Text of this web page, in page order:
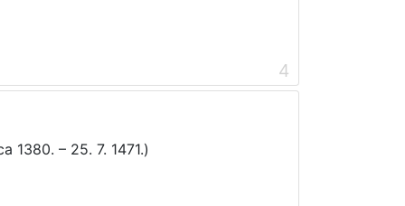
4
1380. – 25. 7. 1471.)